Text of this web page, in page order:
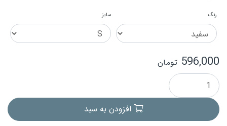
رنگ سایز
596,000 تومان
افزودن به سبد